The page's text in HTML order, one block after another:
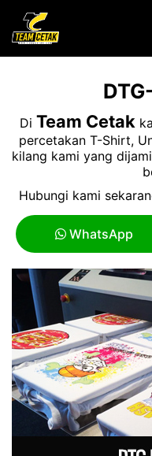
Di Team Cetak
percetakan T-Shirt,
kilang kami yang
Hubungi kami
WhatsApp